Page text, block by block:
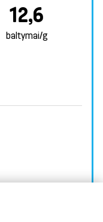
12,6
baltymai/g